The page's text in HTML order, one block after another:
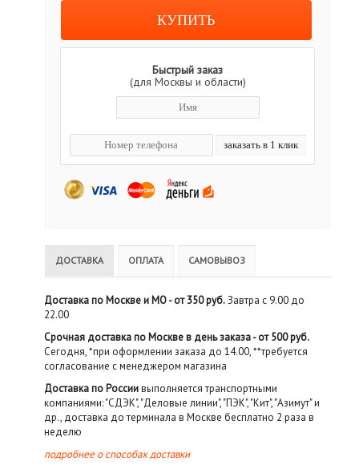
Быстрый заказ
(для Москвы и области)
ДОСТАВКА ОПЛАТА САМОВЫВОЗ
Доставка по Москве и МО - от 350 руб.Завтра с 9.00 до
22.00
Срочная доставка по Москве в день заказа - от 500 руб.
Сегодня, *при оформлении заказа до 14.00, **требуется
согласование с менеджером магазина
Доставка по Россиивыполняется транспортными
компаниями: "СДЭК", "Деловые линии", "ПЭК", "Кит", "Азимут" и
др., доставка до терминала в Москве бесплатно 2 раза в
неделю
подробнее о способах доставки